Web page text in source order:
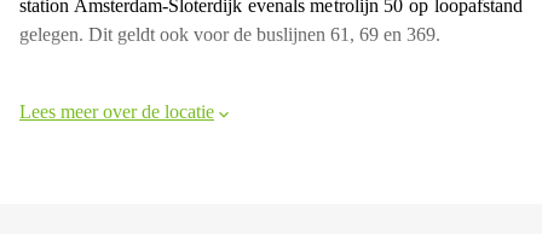
station Amsterdam-Sloterdijk evenals metrolijn 50 op loopafstand
gelegen. Dit geldt ook voor de buslijnen 61, 69 en 369.
Lees meer over de locatie